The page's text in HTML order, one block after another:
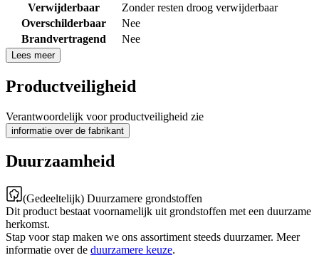
Verwijderbaar
Zonder resten droog verwijderbaar
Overschilderbaar
Nee
Brandvertragend
Nee
Lees meer
Productveiligheid
Verantwoordelijk voor productveiligheid zie
informatie over de fabrikant
Duurzaamheid
(Gedeeltelijk) Duurzamere grondstoffen
Dit product bestaat voornamelijk uit grondstoffen met een duurzame
herkomst.
Stap voor stap maken we ons assortiment steeds duurzamer. Meer
informatie over de duurzamere keuze.